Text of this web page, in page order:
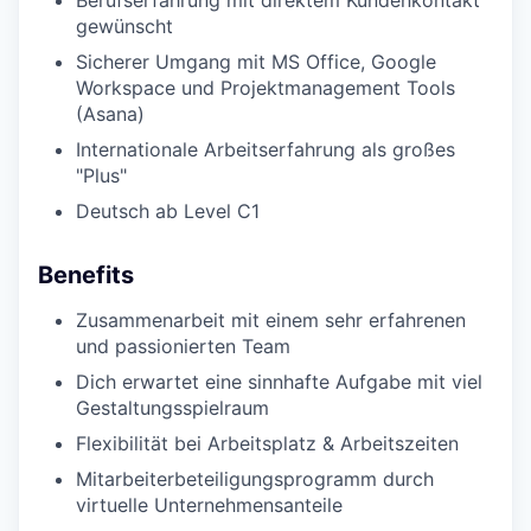
gewünscht
Sicherer Umgang mit MS Office, Google
Workspace und Projektmanagement Tools
(Asana)
Internationale Arbeitserfahrung als großes
"Plus"
Deutsch ab Level C1
Benefits
Zusammenarbeit mit einem sehr erfahrenen
und passionierten Team
Dich erwartet eine sinnhafte Aufgabe mit viel
Gestaltungsspielraum
Flexibilität bei Arbeitsplatz & Arbeitszeiten
Mitarbeiterbeteiligungsprogramm durch
virtuelle Unternehmensanteile